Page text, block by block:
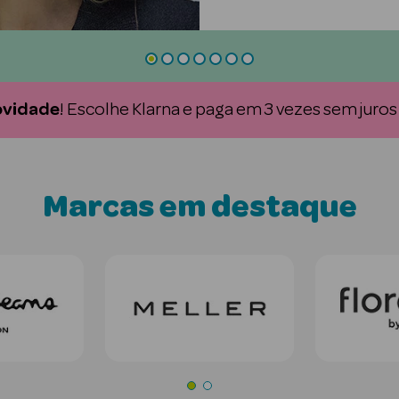
! Escolhe Klarna e paga em 3 vezes sem
Marcas em destaque